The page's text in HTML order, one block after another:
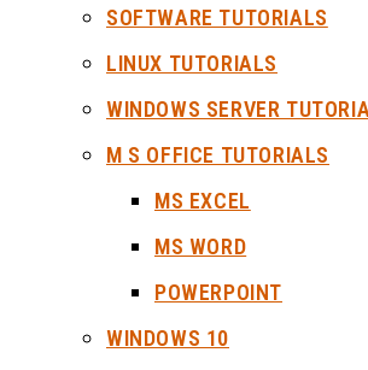
SOFTWARE TUTORIALS
LINUX TUTORIALS
WINDOWS SERVER
M S OFFICE TUTORIALS
MS EXCEL
MS WORD
POWERPOINT
WINDOWS 10